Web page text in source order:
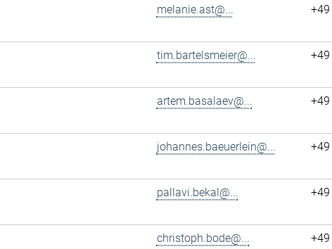
melanie.ast@...
tim.bartelsmeier@... +49
artem.basalaev@...
johannes.baeuerlein@...
pallavi.bekal@... +49
christoph.bode@...